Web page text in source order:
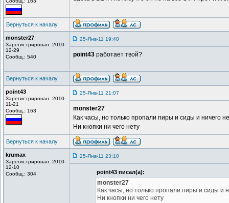
Вернуться к началу
monster27
Зарегистрирован: 2010-
12-29
Сообщ.: 540
25-Янв-11 19:40
point43 работает твой?
Вернуться к началу
point43
Зарегистрирован: 2010-
11-21
Сообщ.: 163
25-Янв-11 21:07
monster27
Как часы, но только пропали пиры и сиды и ничего
Ни кнопки ни чего нету
Вернуться к началу
krumax
Зарегистрирован: 2010-
12-10
Сообщ.: 304
25-Янв-11 23:10
point43 писал(а):
monster27
Как часы, но только пропали пиры и сиды и
Ни кнопки ни чего нету